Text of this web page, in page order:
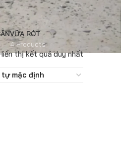
VỮA RÓT
4 Products
thị kết quả duy nhất